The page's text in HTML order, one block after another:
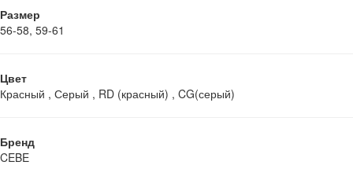
Размер
56-58, 59-61
Цвет
Красный , Серый , RD (красный) , CG(серый)
Бренд
CEBE